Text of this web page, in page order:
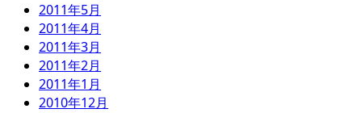
2011年5月
2011年4月
2011年3月
2011年2月
2011年1月
2010年12月